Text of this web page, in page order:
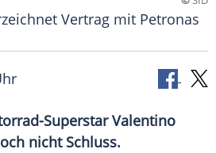
Vertrag mit Petronas
Superstar Valentino
nicht Schluss.